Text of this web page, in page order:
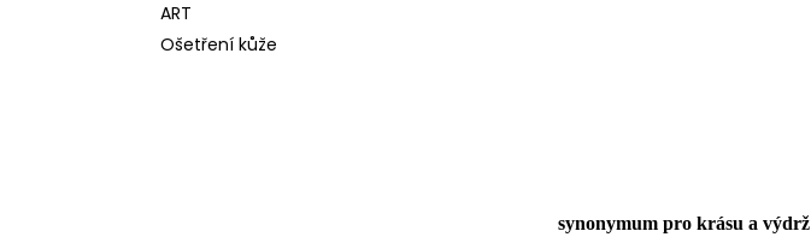
ART
Ošetření kůže
synonymum pro krásu a výdrž